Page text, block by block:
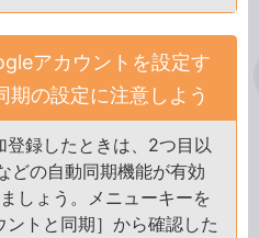
アカウントを設定す
期の設定に注意しよう
録したときは、2つ目以
どの自動同期機能が有効
しょう。メニューキーを
トと同期］から確認した